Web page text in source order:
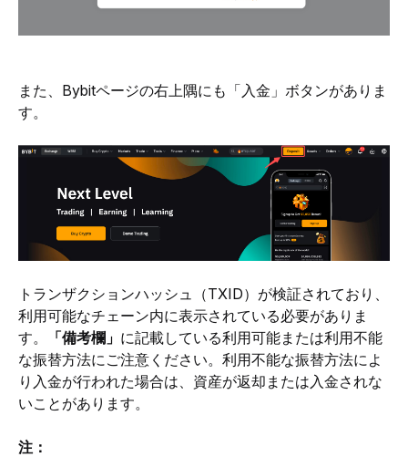
また、Bybitページの右上隅にも「入金」ボタンがありま
す。
トランザクションハッシュ（TXID）が検証されており、
利用可能なチェーン内に表示されている必要がありま
す。
「備考欄」 に記載している利用可能または利用不能
な振替方法にご注意ください。利用不能な振替方法によ
り入金が行われた場合は、資産が返却または入金されな
いことがあります。
注：